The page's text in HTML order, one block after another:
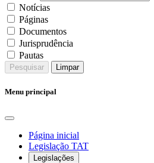
Notícias
Páginas
Documentos
Jurisprudência
Pautas
Pesquisar Limpar
Menu principal
Página inicial
Legislação TAT
Legislações